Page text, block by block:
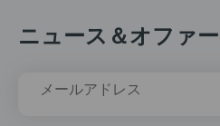
ニュース＆オファー
メールアドレス